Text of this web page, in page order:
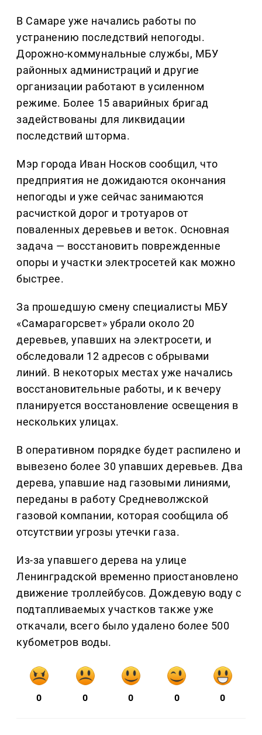
В Самаре уже начались работы по
устранению последствий непогоды.
Дорожно-коммунальные службы, МБУ
районных администраций и другие
организации работают в усиленном
режиме. Более 15 аварийных бригад
задействованы для ликвидации
последствий шторма.
Мэр города Иван Носков сообщил, что
предприятия не дожидаются окончания
непогоды и уже сейчас занимаются
расчисткой дорог и тротуаров от
поваленных деревьев и веток. Основная
задача — восстановить поврежденные
опоры и участки электросетей как можно
быстрее.
За прошедшую смену специалисты МБУ
«Самарагорсвет» убрали около 20
деревьев, упавших на электросети, и
обследовали 12 адресов с обрывами
линий. В некоторых местах уже начались
восстановительные работы, и к вечеру
планируется восстановление освещения в
нескольких улицах.
В оперативном порядке будет распилено и
вывезено более 30 упавших деревьев. Два
дерева, упавшие над газовыми линиями,
переданы в работу Средневолжской
газовой компании, которая сообщила об
отсутствии угрозы утечки газа.
Из-за упавшего дерева на улице
Ленинградской временно приостановлено
движение троллейбусов. Дождевую воду с
подтапливаемых участков также уже
откачали, всего было удалено более 500
кубометров воды.
0 0 0 0 0